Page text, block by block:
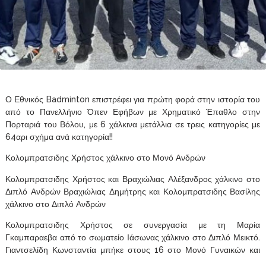
Ο Εθνικός Badminton επιστρέφει για πρώτη φορά στην ιστορία του
από το Πανελλήνιο Όπεν Εφήβων με Χρηματικό Έπαθλο στην
Πορταριά του Βόλου, με 6 χάλκινα μετάλλια σε τρεις κατηγορίες με
64αρι σχήμα ανά κατηγορία!!
Κολομπρατσιδης Χρήστος χάλκινο στο Μονό Ανδρών
Κολομπρατσιδης Χρήστος και Βραχιώλιας Αλέξανδρος χάλκινο στο
Διπλό Ανδρών Βραχιώλιας Δημήτρης και Κολομπρατσιδης Βασίλης
χάλκινο στο Διπλό Ανδρών
Κολομπρατσιδης Χρήστος σε συνεργασία με τη Μαρία
Γκαμπαραεβα από το σωματείο Ιάσωνας χάλκινο στο Διπλό Μεικτό.
Γιαντσελίδη Κωνσταντία μπήκε στους 16 στο Μονό Γυναικών και